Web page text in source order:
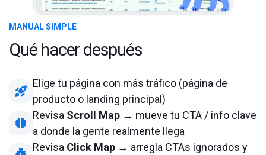
MANUAL SIMPLE
Qué hacer después
Elige tu página con más tráfico (página de
producto o landing principal)
Revisa Scroll Map → mueve tu CTA / info clave
a donde la gente realmente llega
Revisa Click Map → arregla CTAs ignorados y